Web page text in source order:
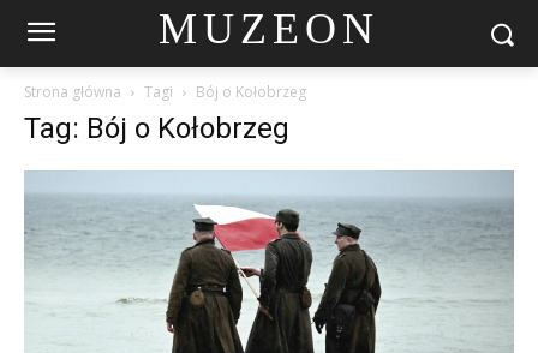
MUZEON
Strona główna Tagi Bój o Kołobrzeg
Tag: Bój o Kołobrzeg